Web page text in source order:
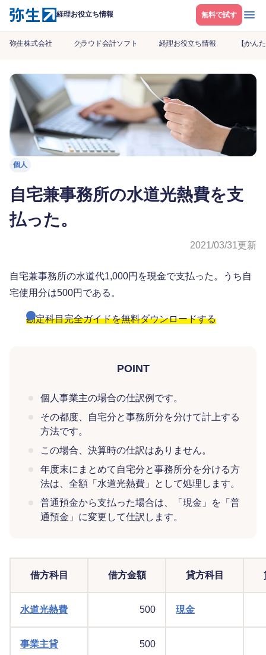
経理お役立ち情報 無料で試す メニ
弥生株式会社 クラウド会計ソフト 経理お役立ち情報 【かん
個人
自宅兼事務所の水道光熱費を支
払った。
2021/03/31更新
自宅兼事務所の水道代1,000円を現金で支払った。うち自
宅使用分は500円である。
勘定科目完全ガイドを無料ダウンロードする
POINT
個人事業主の場合の仕訳例です。
その都度、自宅分と事務所分を分けて計上する
方法です。
この場合、決算時の仕訳はありません。
年度末にまとめて自宅分と事務所分を分ける方
法は、全額「水道光熱費」として処理します。
普通預金から支払った場合は、「現金」を「普
通預金」に変更して仕訳します。
借方科目 借方金額 貸方科目
水道光熱費 500 現金
事業主貸 500